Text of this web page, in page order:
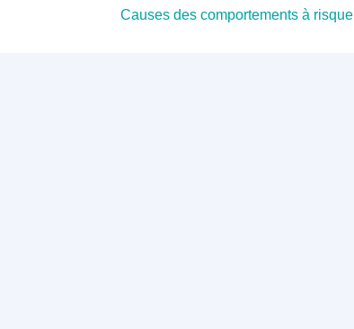
Causes des comportements à risque